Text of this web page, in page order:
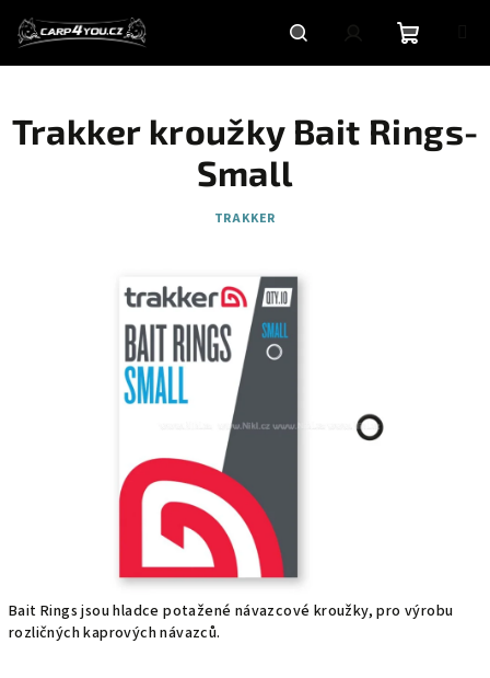
obsah
HledatPřihlášeníNákupní
košík
Bait Rings jsou hladce potažené návazcové kroužky, pro výrobu
rozličných kaprových návazců.
Trakker kroužky Bait Rings-
Small
TRAKKER